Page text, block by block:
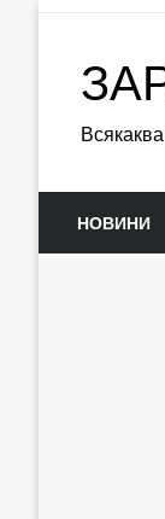
НОВИНИ